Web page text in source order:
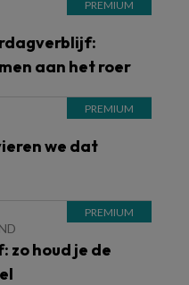
aan het roer
we dat
zo houd je de